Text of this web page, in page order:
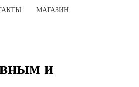
МАГАЗИН
и